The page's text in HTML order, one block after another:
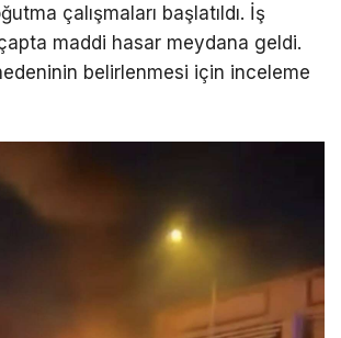
çalışmaları başlatıldı. İş
maddi hasar meydana geldi.
nedeninin belirlenmesi için inceleme